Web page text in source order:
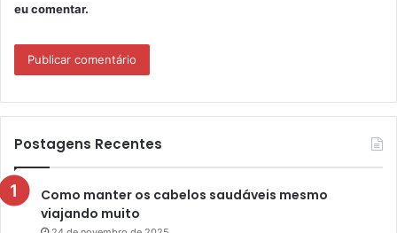
eu comentar.
Postagens Recentes
Como manter os cabelos saudáveis mesmo
viajando muito